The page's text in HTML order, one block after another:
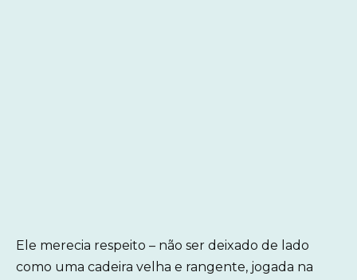
Ele merecia respeito – não ser deixado de lado
como uma cadeira velha e rangente, jogada na